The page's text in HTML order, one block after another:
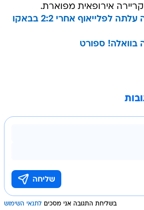
אירופאית מפוארת.
לפלייאוף אחרי 2:2 בבאקו
בוואלה! ספורט
בשליחת התגובה אני מסכים לתנאי השימוש